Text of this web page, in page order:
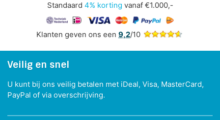
Standaard 4% korting vanaf €1.000,-
Klanten geven ons een 9,2/10
Veilig en snel
U kunt bij ons veilig betalen met iDeal, Visa, MasterCard,
PayPal of via overschrijving.